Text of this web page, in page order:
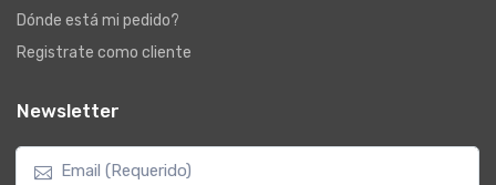
Dónde está mi pedido?
Registrate como cliente
Newsletter